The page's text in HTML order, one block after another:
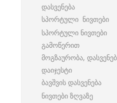
დასვენება
სპორტული ნივთები
სპორტული ნივთები
გამოწერით
მოგზაურობა,
დაიჯესტი
ბავშვის დასვენება
ნივთები ზღვაზე